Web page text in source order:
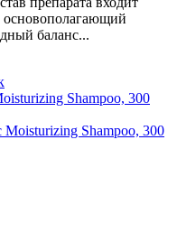
основополагающий
баланс...
Shampoo, 300